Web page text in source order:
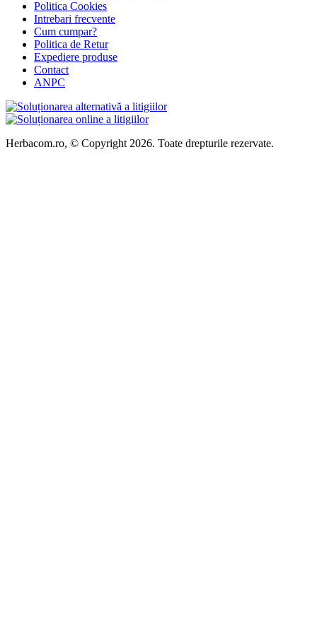
Politica Cookies
Intrebari frecvente
Cum cumpar?
Politica de Retur
Expediere produse
Contact
ANPC
Herbacom.ro, © Copyright 2026. Toate drepturile rezervate.